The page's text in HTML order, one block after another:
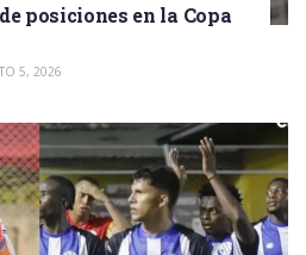
posiciones en la Copa
5, 2026